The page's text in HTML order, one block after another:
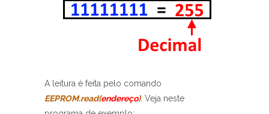
A leitura é feita pelo comando
EEPROM.read(endereço). Veja neste